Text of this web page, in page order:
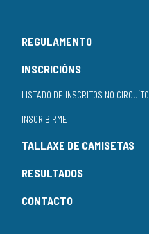
REGULAMENTO
INSCRICIÓNS
LISTADO DE INSCRITOS NO CIRCUÍTO
INSCRIBIRME
TALLAXE DE CAMISETAS
RESULTADOS
CONTACTO